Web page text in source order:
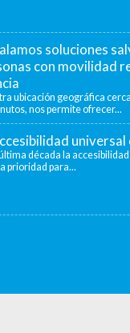
soluciones
con movilidad
ubicación geográfica
nos permite ofrecer...
década la
prioridad para...